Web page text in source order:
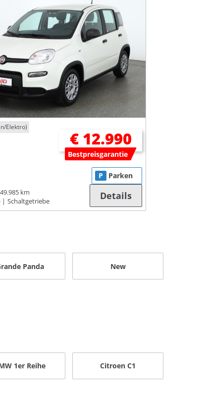
Elektro)
€ 12.990
Bestpreisgarantie
49.985 km
Schaltgetriebe
P Parken
Details
Panda New
1er Reihe Citroen C1